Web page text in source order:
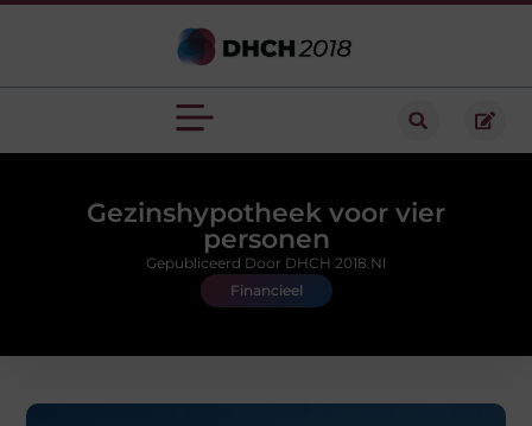
Gezinshypotheek voor vier
personen
Financieel
Gepubliceerd Door DHCH 2018.nl